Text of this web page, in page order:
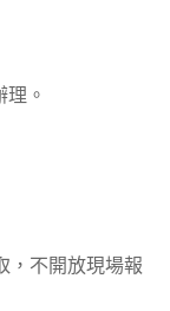
。
，不開放現場報